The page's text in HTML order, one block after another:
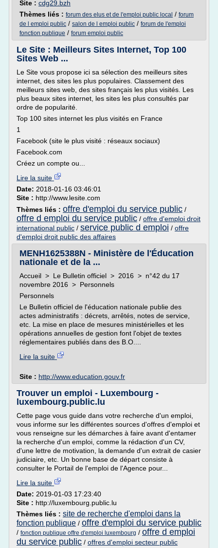
Site : cdg29.bzh
Thèmes liés : forum des elus et de l'emploi public local / forum
de l emploi public / salon de l emploi public / forum de l'emploi
fonction publique / forum emploi public
Le Site : Meilleurs Sites Internet, Top 100
Sites Web ...
Le Site vous propose ici sa sélection des meilleurs sites
internet, des sites les plus populaires. Classement des
meilleurs sites web, des sites français les plus visités. Les
plus beaux sites internet, les sites les plus consultés par
ordre de popularité.
Top 100 sites internet les plus visités en France
1
Facebook (site le plus visité : réseaux sociaux)
Facebook.com
Créez un compte ou...
Lire la suite
Date: 2018-01-16 03:46:01
Site : http://www.lesite.com
Thèmes liés : offre d'emploi du service public /
offre d emploi du service public / offre d'emploi droit
international public / service public d emploi / offre
d'emploi droit public des affaires
MENH1625388N - Ministère de l'Éducation
nationale et de la ...
Accueil > Le Bulletin officiel > 2016 > n°42 du 17
novembre 2016 > Personnels
Personnels
Le Bulletin officiel de l'éducation nationale publie des
actes administratifs : décrets, arrêtés, notes de service,
etc. La mise en place de mesures ministérielles et les
opérations annuelles de gestion font l'objet de textes
réglementaires publiés dans des B.O....
Lire la suite
Site : http://www.education.gouv.fr
Trouver un emploi - Luxembourg -
luxembourg.public.lu
Cette page vous guide dans votre recherche d'un emploi,
vous informe sur les différentes sources d'offres d'emploi et
vous renseigne sur les démarches à faire avant d'entamer
la recherche d'un emploi, comme la rédaction d'un CV,
d'une lettre de motivation, la demande d'un extrait de casier
judiciaire, etc. Un bonne base de départ consiste à
consulter le Portail de l'emploi de l'Agence pour...
Lire la suite
Date: 2019-01-03 17:23:40
Site : http://luxembourg.public.lu
Thèmes liés : site de recherche d'emploi dans la
fonction publique / offre d'emploi du service public
/ fonction publique offre d'emploi luxembourg / offre d emploi
du service public / offres d'emploi secteur public